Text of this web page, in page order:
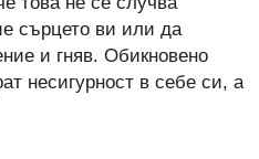
сърцето ви или да
и гняв. Обикновено
несигурност в себе си, а